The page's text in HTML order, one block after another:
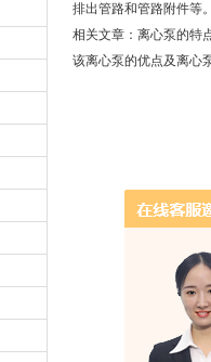
排出管路和管路附件等。
相关文章： 离心泵的特
该离心泵的优点及离心